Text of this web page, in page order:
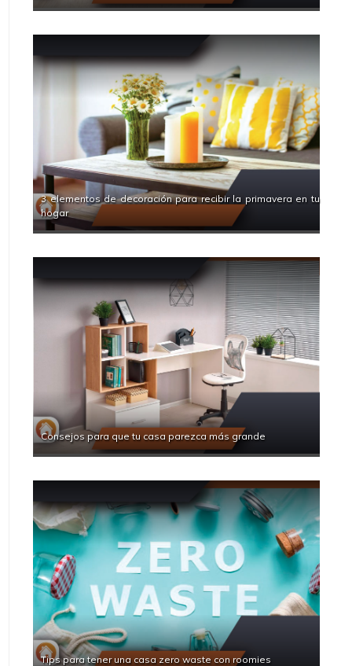
3 elementos de decoración para recibir la primavera en tu
hogar
Consejos para que tu casa parezca más grande
Tips para tener una casa zero waste con roomies